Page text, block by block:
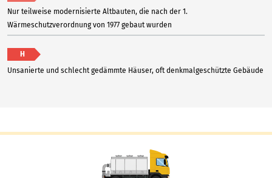
Nur teilweise modernisierte Altbauten, die nach der 1.
Wärmeschutzverordnung von 1977 gebaut wurden
H
Unsanierte und schlecht gedämmte Häuser, oft denkmalgeschützte Gebäude